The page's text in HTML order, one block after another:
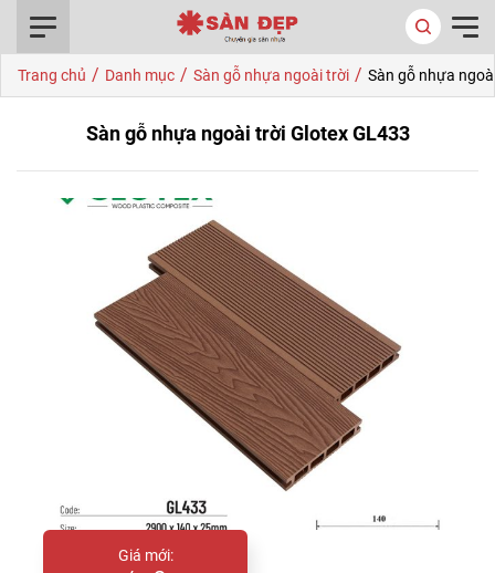
Trang chủ / Danh mục / Sàn gỗ nhựa ngoài trời / Sàn gỗ nhựa
Sàn gỗ nhựa ngoài trời Glotex GL433
Giá mới: